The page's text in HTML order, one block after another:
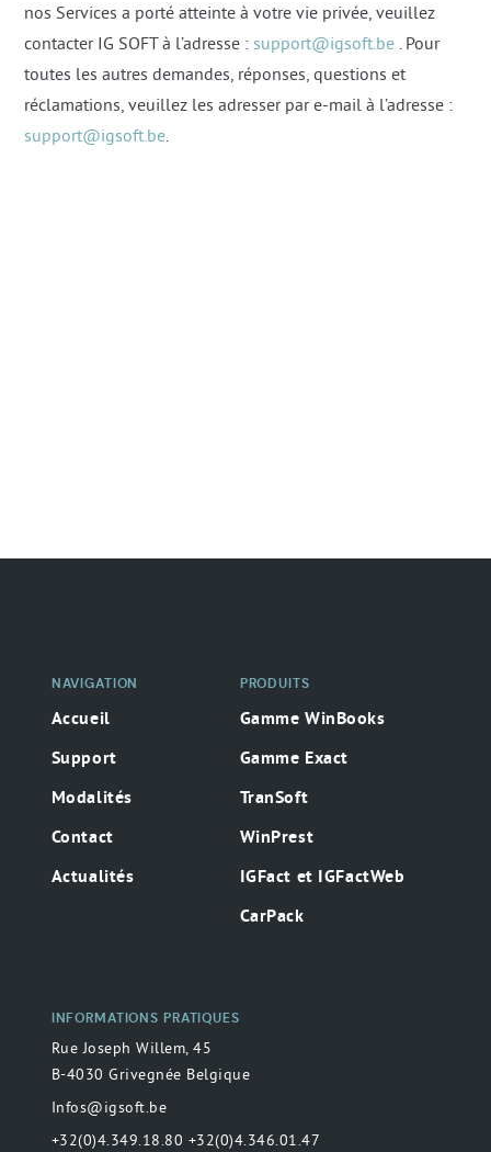
nos Services a porté atteinte à votre vie privée, veuillez
contacter IG SOFT à l’adresse : support@igsoft.be . Pour
toutes les autres demandes, réponses, questions et
réclamations, veuillez les adresser par e-mail à l’adresse :
support@igsoft.be.
Navigation
NAVIGATION
Accueil
Support
Modalités
Contact
Actualités
PRODUITS
Gamme WinBooks
Gamme Exact
TranSoft
WinPrest
IGFact et IGFactWeb
CarPack
INFORMATIONS PRATIQUES
Rue Joseph Willem, 45
B-4030 Grivegnée Belgique
Infos@igsoft.be
+32(0)4.349.18.80 +32(0)4.346.01.47